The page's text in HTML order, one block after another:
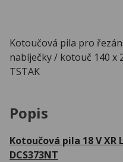
Kotoučová pila pro
nabíječky / kotouč 140 x
TSTAK
Popis
Kotoučová pila 18 V
DCS373NT